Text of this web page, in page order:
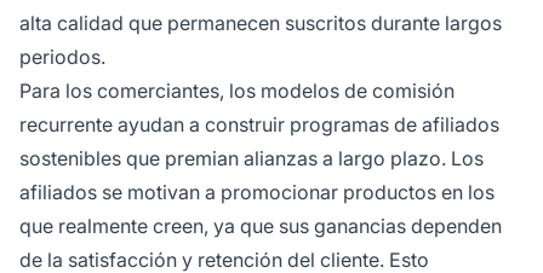
alta calidad que permanecen suscritos durante largos
periodos.
Para los comerciantes, los modelos de comisión
recurrente ayudan a construir programas de afiliados
sostenibles que premian alianzas a largo plazo. Los
afiliados se motivan a promocionar productos en los
que realmente creen, ya que sus ganancias dependen
de la satisfacción y retención del cliente. Esto